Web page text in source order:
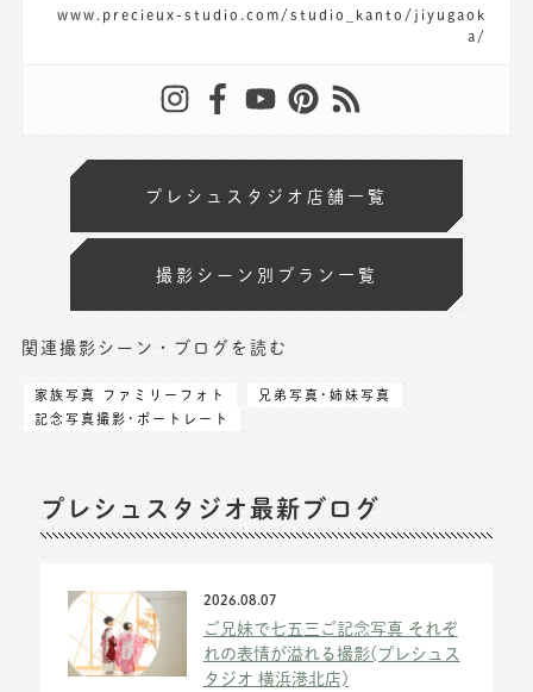
www.precieux-studio.com/studio_kanto/jiyugaok
a/
プレシュスタジオ店舗一覧
撮影シーン別プラン一覧
関連撮影シーン・ブログを読む
家族写真 ファミリーフォト
兄弟写真･姉妹写真
記念写真撮影･ポートレート
プレシュスタジオ最新ブログ
2026.08.07
ご兄妹で七五三ご記念写真 それぞ
れの表情が溢れる撮影(プレシュス
タジオ 横浜港北店)